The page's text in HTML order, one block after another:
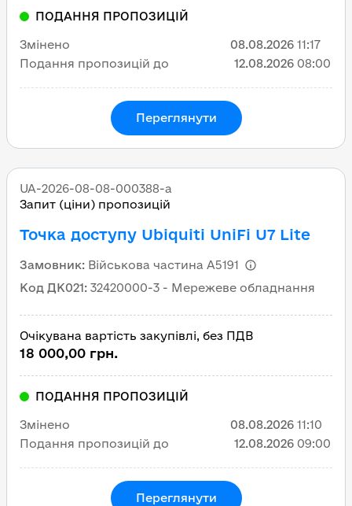
ПОДАННЯ ПРОПОЗИЦІЙ
Змінено 08.08.2026 11:17
Подання пропозицій до
12.08.2026 08:00
Переглянути
UA-2026-08-08-000388-a
Запит (ціни) пропозицій
Точка доступу Ubiquiti UniFi U7 Lite
Замовник: Військова частина А5191
Код ДК021: 32420000-3 - Мережеве обладнання
Очікувана вартість закупівлі, без ПДВ
18 000,00 грн.
ПОДАННЯ ПРОПОЗИЦІЙ
Змінено 08.08.2026 11:10
Подання пропозицій до
12.08.2026 09:00
Переглянути